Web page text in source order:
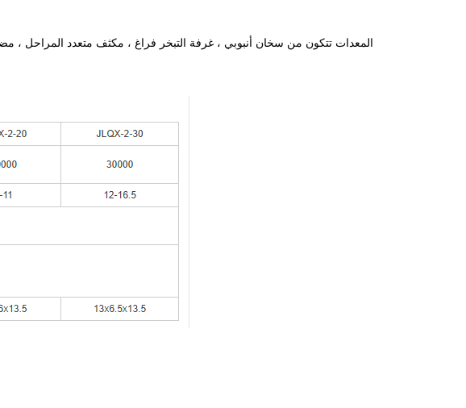
المعدات تتكون من سخان أنبوبي ، غرفة التبخر فراغ ، مكثف متعدد المراحل ،